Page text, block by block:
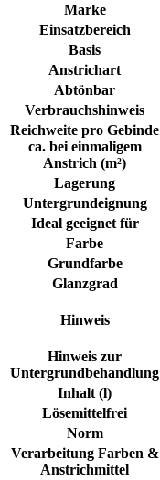
Marke
Einsatzbereich
Basis
Anstrichart
Abtönbar
Verbrauchshinweis
Reichweite pro Gebinde
ca. bei einmaligem
Anstrich (m²)
Lagerung
Untergrundeignung
Ideal geeignet für
Farbe
Grundfarbe
Glanzgrad
Hinweis
Hinweis zur
Untergrundbehandlung
Inhalt (l)
Lösemittelfrei
Norm
Verarbeitung Farben &
Anstrichmittel